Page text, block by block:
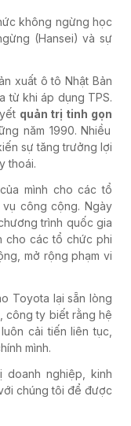
không ngừng học
(Hansei) và sự
xuất ô tô Nhật Bản
từ khi áp dụng TPS.
quản trị tinh gọn
năm 1990. Nhiều
sự tăng trưởng lợi
thoái.
mình cho các tổ
công cộng. Ngày
trình quốc gia
cho các tổ chức phi
mở rộng phạm vi
Toyota lại sẵn lòng
công ty biết rằng hệ
cải tiến liên tục,
mình.
nghiệp, kinh
chúng tôi để được